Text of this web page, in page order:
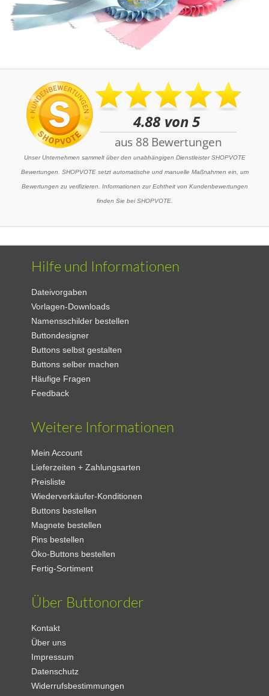
Unser Unternehmen sammelt über den unabhängigen Dienstleister SHOPVOTE
Bewertungen. SHOPVOTE setzt automatische und manuelle Maßnahmen ein, um
Bewertungen zu verifizieren. Informationen zur Echtheit von Kundenbewertungen
finden Sie bei SHOPVOTE.
Hilfe und Informationen
Dateivorgaben
Vorlagen-Downloads
Namensschilder bestellen
Buttondesigner
Buttons selbst gestalten
Buttons selber machen
Häufige Fragen
Feedback
Weitere Informationen
Mein Account
Lieferzeiten + Zahlungsarten
Preisliste
Wiederverkäufer-Konditionen
Buttons bestellen
Magnete bestellen
Pins bestellen
Öko-Buttons bestellen
Fertig-Sortiment
Über Buttonorder
Kontakt
Über uns
Impressum
Datenschutz
Widerrufsbestimmungen